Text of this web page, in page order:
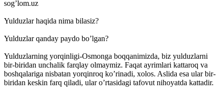
sog’lom.uz
Yulduzlar haqida nima bilasiz?
Yulduzlar qanday paydo bo’lgan?
Yulduzlarning yorqinligi-Osmonga boqqanimizda, biz yulduzlarni
bir-biridan unchalik farqlay olmaymiz. Faqat ayrimlari kattaroq va
boshqalariga nisbatan yorqinroq ko’rinadi, xolos. Aslida esa ular bir-
biridan keskin farq qiladi, ular o’rtasidagi tafovut nihoyatda kattadir.